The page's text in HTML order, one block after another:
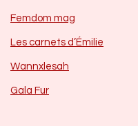
Femdom mag
Les carnets d’Émilie
Wannxlesah
Gala Fur